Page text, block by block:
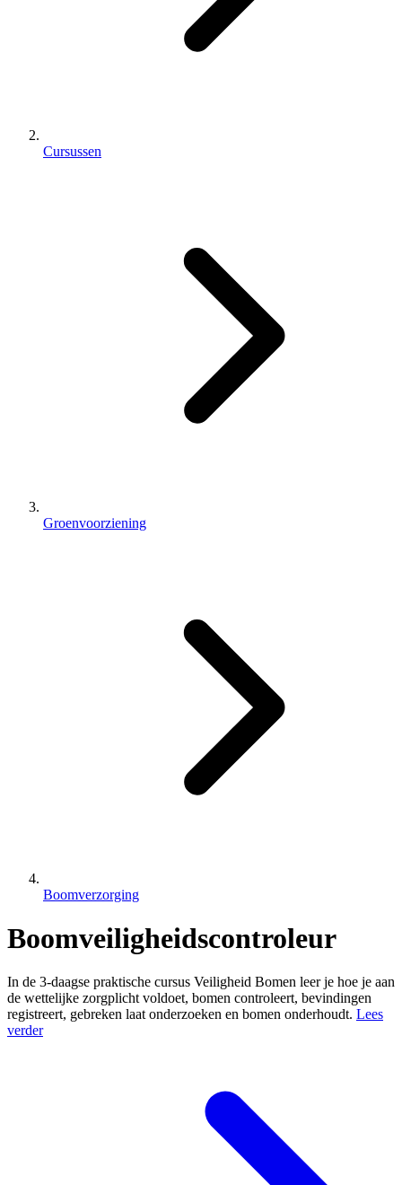
Cursussen
Groenvoorziening
Boomverzorging
Boomveiligheidscontroleur
In de 3-daagse praktische cursus Veiligheid Bomen leer je hoe je aan
de wettelijke zorgplicht voldoet, bomen controleert, bevindingen
registreert, gebreken laat onderzoeken en bomen onderhoudt. Lees
verder